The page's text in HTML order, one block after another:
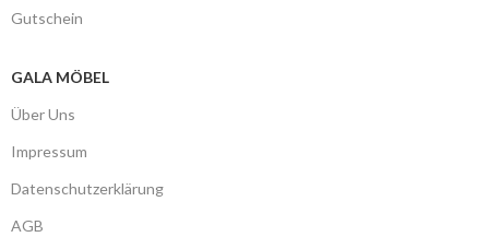
Gutschein
GALA MÖBEL
Über Uns
Impressum
Datenschutzerklärung
AGB